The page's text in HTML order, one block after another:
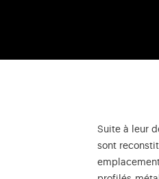
Suite à leur
sont